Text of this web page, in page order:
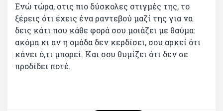
Ενώ τώρα, στις πιο δύσκολες στιγμές της, το
ξέρεις ότι έχεις ένα ραντεβού μαζί της για να
δεις κάτι που κάθε φορά σου μοιάζει με θαύμα:
ακόμα κι αν η ομάδα δεν κερδίσει, σου αρκεί ότι
κάνει ό,τι μπορεί. Και σου θυμίζει ότι δεν σε
προδίδει ποτέ.